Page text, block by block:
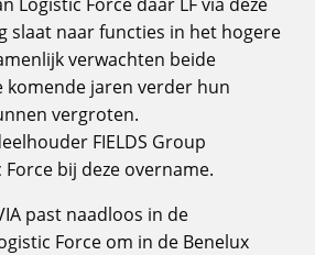
slaat naar functies in het hogere
verwachten beide
komende jaren verder hun
vergroten.
FIELDS Group
bij deze overname.
past naadloos in de
Force om in de Benelux